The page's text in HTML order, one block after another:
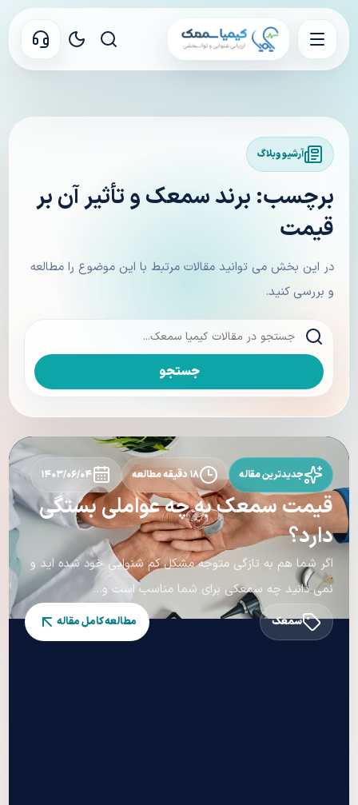
آرشیو وبلاگ
برچسب: برند سمعک و تأثیر آن بر
قیمت
در این بخش می توانید مقالات مرتبط با این موضوع را مطالعه
و بررسی کنید.
جستجو
جدیدترین مقاله ۱۸ دقیقه مطالعه ۱۴۰۳/۰۶/۰۴
قیمت سمعک به چه عواملی بستگی
دارد؟
اگر شما هم به تازگی متوجه مشکل کم شنوایی خود شده اید و
نمی دانید چه سمعکی برای شما مناسب است و...
سمعک مطالعه کامل مقاله